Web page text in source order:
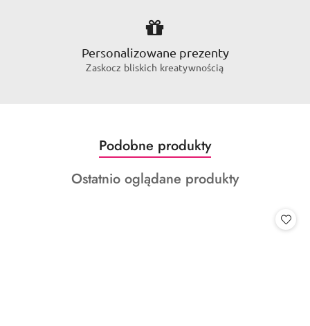
Personalizowane prezenty
Zaskocz bliskich kreatywnością
Pomiń karuzelę produktów
Produkty
o
statusie:
Podobne produkty
Produkty
Ostatnio oglądane produkty